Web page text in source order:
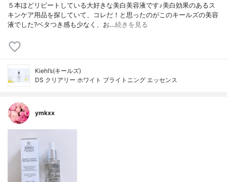
５本ほどリピートしている大好きな美白美容液です♪美白効果のあるス
キンケア用品を探していて、コレだ！と思ったのがこのキールズの美容
液でした?ベタつき感も少なく、お…続きを見る
Kiehl’s(キールズ)
DS クリアリー ホワイト ブライトニング エッセンス
ymkxx